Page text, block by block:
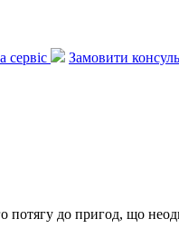
сервіс
Замовити
потягу до пригод, що